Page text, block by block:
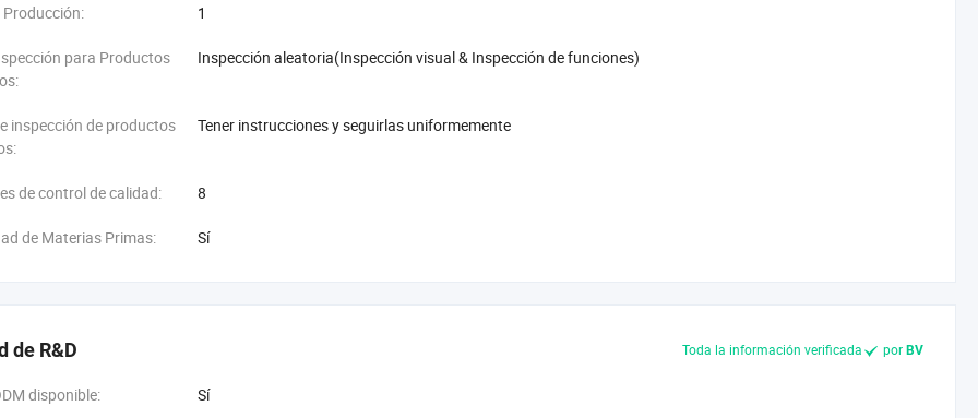
Producción: 1
para Productos
Inspección aleatoria(Inspección visual & Inspección de funciones)
inspección de productos
Tener instrucciones y seguirlas uniformemente
de control de calidad: 8
de Materias Primas: Sí
de R&D Toda la información verificada por BV
disponible: Sí